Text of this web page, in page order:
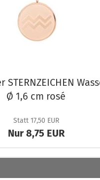
STERN­ZEI­CHEN
Ø 1,6 cm rosé
Statt 17,50 EUR
Nur 8,75 EUR